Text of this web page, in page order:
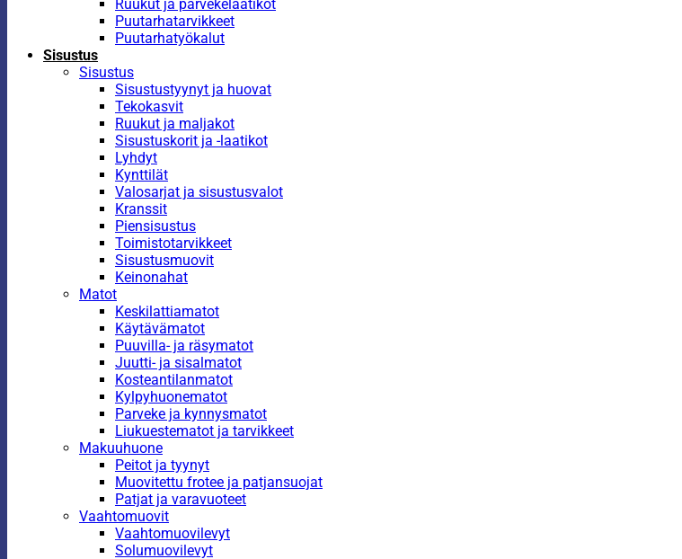
Ruukut ja parvekelaatikot
Puutarhatarvikkeet
Puutarhatyökalut
Sisustus
Sisustus
Sisustustyynyt ja huovat
Tekokasvit
Ruukut ja maljakot
Sisustuskorit ja -laatikot
Lyhdyt
Kynttilät
Valosarjat ja sisustusvalot
Kranssit
Piensisustus
Toimistotarvikkeet
Sisustusmuovit
Keinonahat
Matot
Keskilattiamatot
Käytävämatot
Puuvilla- ja räsymatot
Juutti- ja sisalmatot
Kosteantilanmatot
Kylpyhuonematot
Parveke ja kynnysmatot
Liukuestematot ja tarvikkeet
Makuuhuone
Peitot ja tyynyt
Muovitettu frotee ja patjansuojat
Patjat ja varavuoteet
Vaahtomuovit
Vaahtomuovilevyt
Solumuovilevyt